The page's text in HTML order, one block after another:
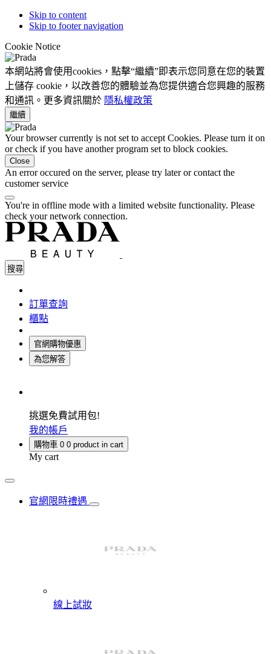
Skip to content
Skip to footer navigation
Cookie Notice
本網站將會使用cookies，點擊“繼續”即表示您同意在您的裝置
上儲存 cookie，以改善您的體驗並為您提供適合您興趣的服務
和通訊。更多資訊關於 隱私權政策
繼續
Your browser currently is not set to accept Cookies. Please turn it on
or check if you have another program set to block cookies.
Close
An error occured on the server, please try later or contact the
customer service
You're in offline mode with a limited website functionality. Please
check your network connection.
搜尋
訂單查詢
櫃點
官網購物優惠
為您解答
挑選免費試用包!
我的帳戶
購物車 0 0 product in cart
My cart
官網限時禮遇
線上試妝